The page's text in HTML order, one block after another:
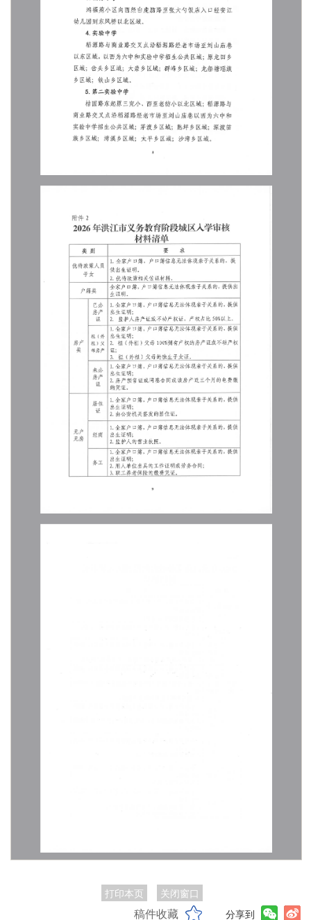
打印本页 关闭窗口
稿件收藏 分享到